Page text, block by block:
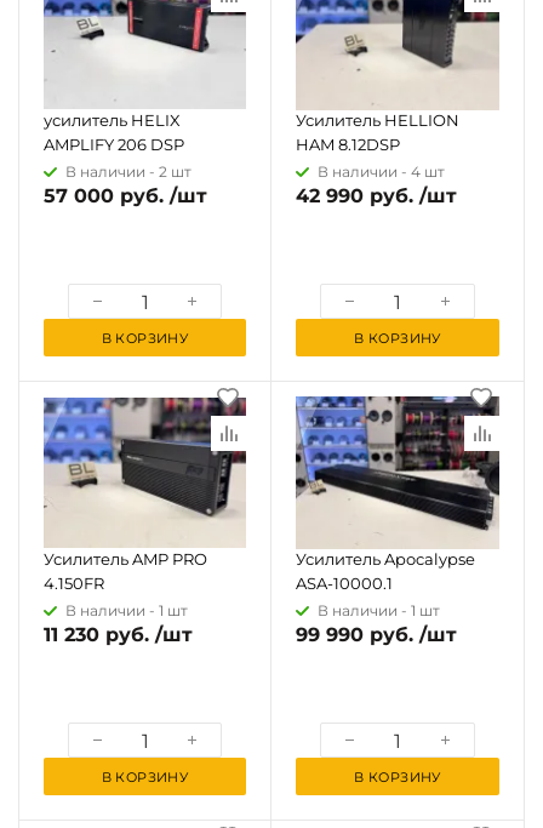
усилитель HELIX
AMPLIFY 206 DSP
В наличии - 2 шт
57 000 руб. /шт
В КОРЗИНУ
Усилитель HELLION
HAM 8.12DSP
В наличии - 4 шт
42 990 руб. /шт
В КОРЗИНУ
Усилитель AMP PRO
4.150FR
В наличии - 1 шт
11 230 руб. /шт
В КОРЗИНУ
Усилитель Apocalypse
ASA-10000.1
В наличии - 1 шт
99 990 руб. /шт
В КОРЗИНУ